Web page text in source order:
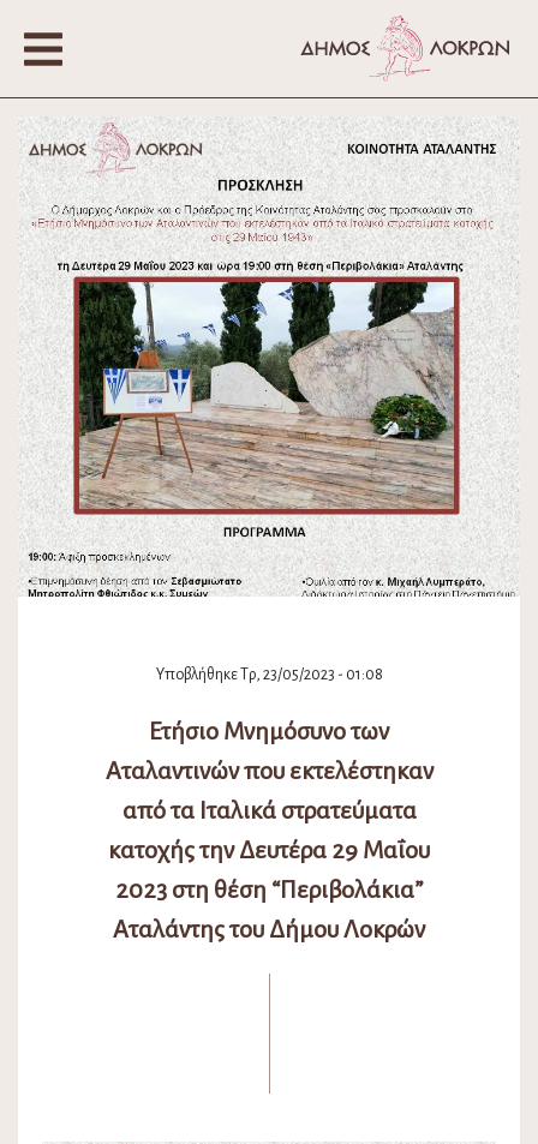
Υποβλήθηκε Τρ, 23/05/2023 - 01:08
Ετήσιο Μνημόσυνο των
Αταλαντινών που εκτελέστηκαν
από τα Ιταλικά στρατεύματα
κατοχής την Δευτέρα 29 Μαΐου
2023 στη θέση “Περιβολάκια”
Αταλάντης του Δήμου Λοκρών